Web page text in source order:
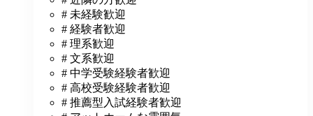
# 未経験歓迎
# 経験者歓迎
# 理系歓迎
# 文系歓迎
# 中学受験経験者歓迎
# 高校受験経験者歓迎
# 推薦型入試経験者歓迎